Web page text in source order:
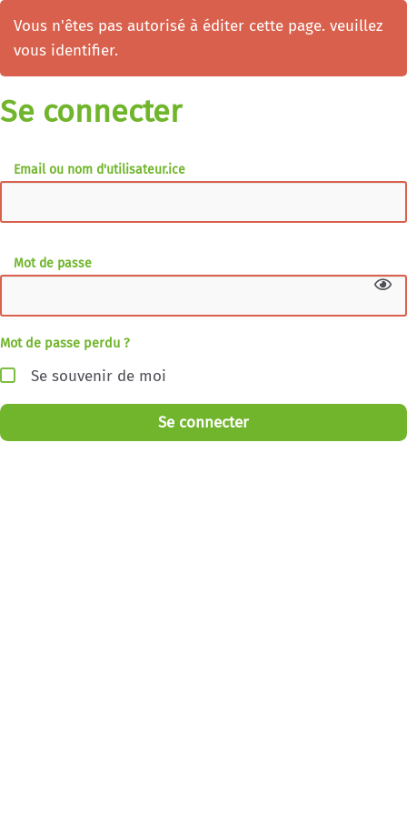
Vous n'êtes pas autorisé à éditer cette page. veuillez
vous identifier.
Se connecter
Email ou nom d'utilisateur.ice
Mot de passe
Mot de passe perdu ?
Se souvenir de moi
Se connecter